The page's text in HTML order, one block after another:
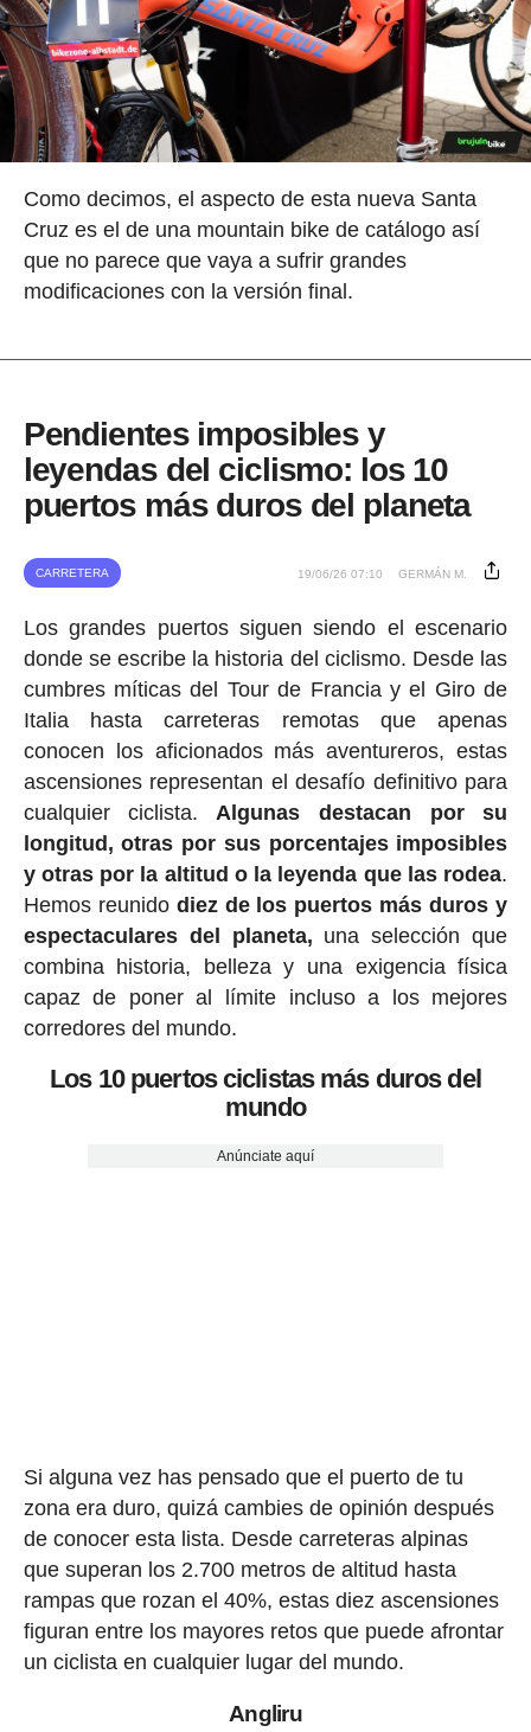
Como decimos, el aspecto de esta nueva Santa
Cruz es el de una mountain bike de catálogo así
que no parece que vaya a sufrir grandes
modificaciones con la versión final.
Pendientes imposibles y
leyendas del ciclismo: los 10
puertos más duros del planeta
CARRETERA 19/06/26 07:10 GERMÁN M.
Los grandes puertos siguen siendo el escenario
donde se escribe la historia del ciclismo. Desde las
cumbres míticas del Tour de Francia y el Giro de
Italia hasta carreteras remotas que apenas
conocen los aficionados más aventureros, estas
ascensiones representan el desafío definitivo para
cualquier ciclista. Algunas destacan por su
longitud, otras por sus porcentajes imposibles
y otras por la altitud o la leyenda que las rodea.
Hemos reunido diez de los puertos más duros y
espectaculares del planeta, una selección que
combina historia, belleza y una exigencia física
capaz de poner al límite incluso a los mejores
corredores del mundo.
Los 10 puertos ciclistas más duros del
mundo
Anúnciate aquí
Si alguna vez has pensado que el puerto de tu
zona era duro, quizá cambies de opinión después
de conocer esta lista. Desde carreteras alpinas
que superan los 2.700 metros de altitud hasta
rampas que rozan el 40%, estas diez ascensiones
figuran entre los mayores retos que puede afrontar
un ciclista en cualquier lugar del mundo.
Angliru